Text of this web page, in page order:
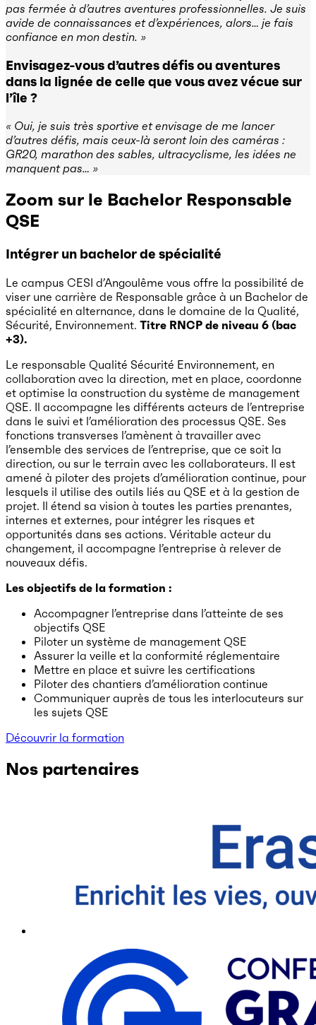
pas fermée à d’autres aventures professionnelles. Je suis
avide de connaissances et d’expériences, alors… je fais
confiance en mon destin. »
Envisagez-vous d’autres défis ou aventures
dans la lignée de celle que vous avez vécue sur
l’île ?
« Oui, je suis très sportive et envisage de me lancer
d’autres défis, mais ceux-là seront loin des caméras :
GR20, marathon des sables, ultracyclisme, les idées ne
manquent pas… »
Zoom sur le Bachelor Responsable
QSE
Intégrer un bachelor de spécialité
Le campus CESI d’Angoulême vous offre la possibilité de
viser une carrière de Responsable grâce à un Bachelor de
spécialité en alternance, dans le domaine de la Qualité,
Sécurité, Environnement. Titre RNCP de niveau 6 (bac
+3).
Le responsable Qualité Sécurité Environnement, en
collaboration avec la direction, met en place, coordonne
et optimise la construction du système de management
QSE. Il accompagne les différents acteurs de l’entreprise
dans le suivi et l’amélioration des processus QSE. Ses
fonctions transverses l’amènent à travailler avec
l’ensemble des services de l’entreprise, que ce soit la
direction, ou sur le terrain avec les collaborateurs. Il est
amené à piloter des projets d’amélioration continue, pour
lesquels il utilise des outils liés au QSE et à la gestion de
projet. Il étend sa vision à toutes les parties prenantes,
internes et externes, pour intégrer les risques et
opportunités dans ses actions. Véritable acteur du
changement, il accompagne l’entreprise à relever de
nouveaux défis.
Les objectifs de la formation :
Accompagner l’entreprise dans l’atteinte de ses
objectifs QSE
Piloter un système de management QSE
Assurer la veille et la conformité réglementaire
Mettre en place et suivre les certifications
Piloter des chantiers d’amélioration continue
Communiquer auprès de tous les interlocuteurs sur
les sujets QSE
Découvrir la formation
Nos partenaires